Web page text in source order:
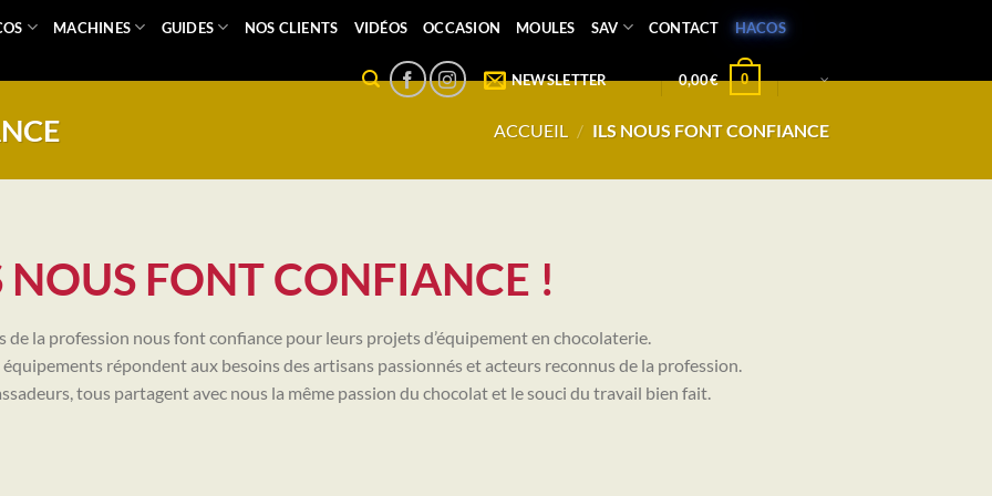
MACHINES GUIDES NOS CLIENTS VIDÉOS OCCASION MOULES SAV CONTACT HACOS
NEWSLETTER 0,00€ 0
ACCUEIL / ILS NOUS FONT CONFIANCE
NOUS FONT CONFIANCE !
de la profession nous font confiance pour leurs projets d’équipement en chocolaterie.
répondent aux besoins des artisans passionnés et acteurs reconnus de la profession.
tous partagent avec nous la même passion du chocolat et le souci du travail bien fait.